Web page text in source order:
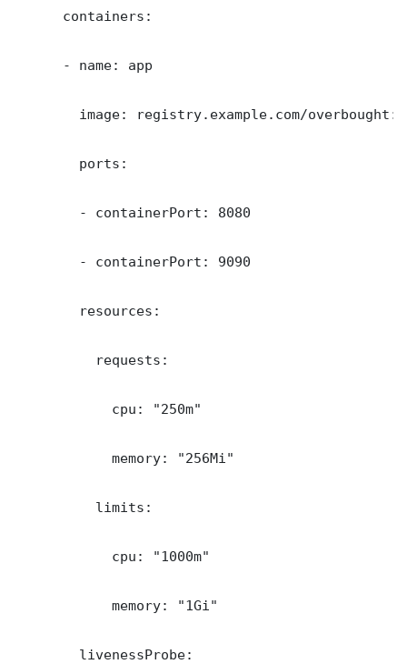
      containers:
      - name: app
image: registry.example.com/
        ports:
        - containerPort: 8080
        - containerPort: 9090
        resources:
          requests:
            cpu: "250m"
            memory: "256Mi"
          limits:
            cpu: "1000m"
            memory: "1Gi"
        livenessProbe: